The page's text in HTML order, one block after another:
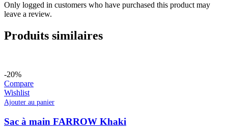
Only logged in customers who have purchased this product may
leave a review.
Produits similaires
-20%
Compare
Wishlist
Ajouter au panier
Sac à main FARROW Khaki